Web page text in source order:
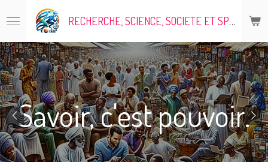
au
principal
RECHERCHE, SCIENCE, SOCIETE ET SPORT
Savoir, c'est pouvoir.